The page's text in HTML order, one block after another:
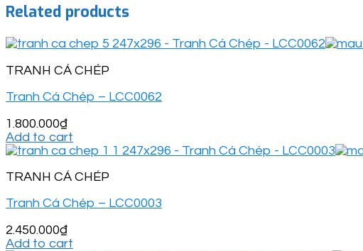
Related products
TRANH CÁ CHÉP
Tranh Cá Chép – LCC0062
1.800.000₫
Add to cart
TRANH CÁ CHÉP
Tranh Cá Chép – LCC0003
2.450.000₫
Add to cart